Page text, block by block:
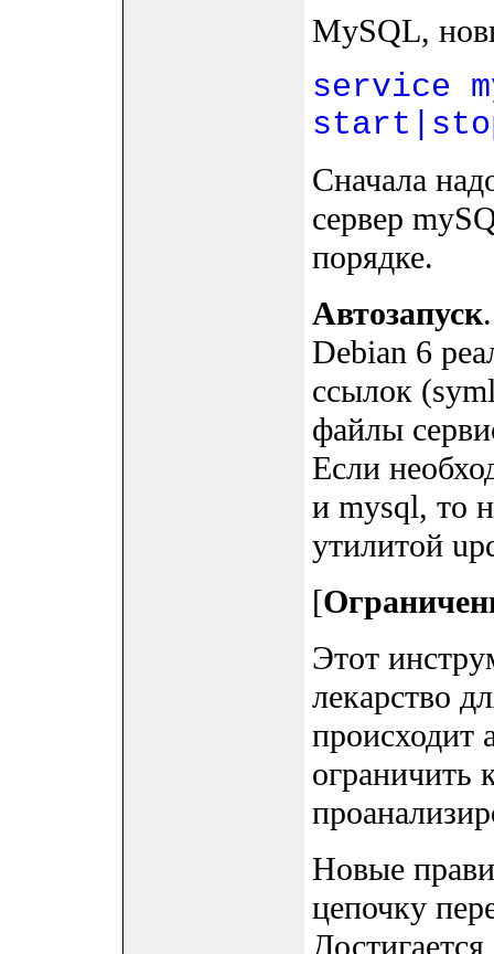
MySQL,
service
Сначала
сервер
порядке.
Автозапуск
Debian 6
ссылок
файлы
Если
и mysql, то
утилитой
[
Этот
лекарство
происходит
ограничить
Новые
цепочку